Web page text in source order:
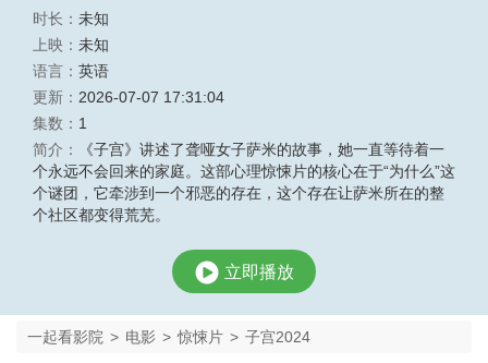
时长： 未知
上映： 未知
语言： 英语
更新： 2026-07-07 17:31:04
集数： 1
简介：
《子宫》讲述了聋哑女子萨米的故事，她一直等待着一
个永远不会回来的家庭。这部心理惊悚片的核心在于“为什么”这
个谜团，它牵涉到一个邪恶的存在，这个存在让萨米所在的整
个社区都变得荒芜。
立即播放
一起看影院 > 电影 > 惊悚片 > 子宫2024